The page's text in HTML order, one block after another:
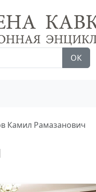
ОК
Камил Рамазанович